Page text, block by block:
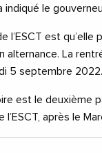
indiqué le
l’ESCT est qu’elle
alternance. La
5 septembre 2022.
est le deuxième
l’ESCT, après le